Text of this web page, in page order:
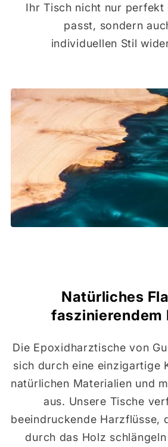
Ihr Tisch nicht nur perfekt
passt, sondern
individuellen Stil
Natürliches
faszinierendem
Die Epoxidharztische von
sich durch eine einzigartige
natürlichen Materialien und
aus. Unsere Tische
beeindruckende Harzflüsse,
durch das Holz